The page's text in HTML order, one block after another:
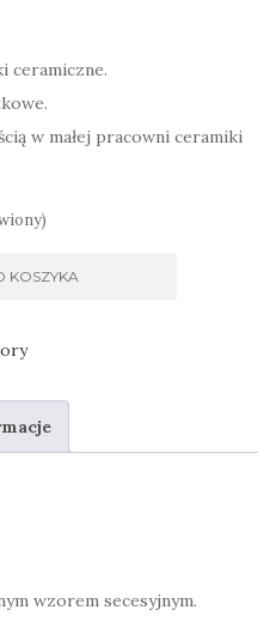
ceramiczne.
w małej pracowni ceramiki
KOSZYKA
wzorem secesyjnym.